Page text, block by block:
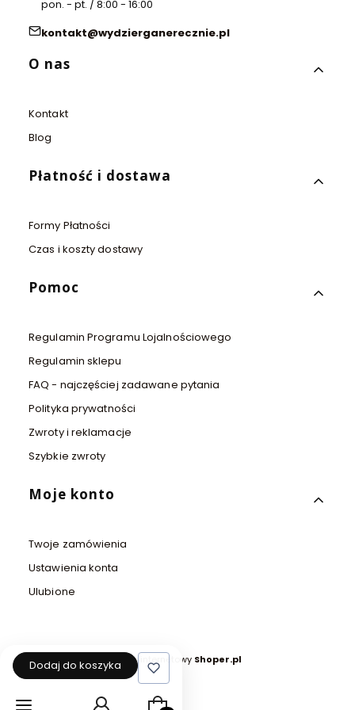
pon. - pt. / 8:00 - 16:00
kontakt@wydzierganerecznie.pl
Linki w stopce
O nas
Kontakt
Blog
Płatność i dostawa
Formy Płatności
Czas i koszty dostawy
Pomoc
Regulamin Programu Lojalnościowego
Regulamin sklepu
FAQ - najczęściej zadawane pytania
Polityka prywatności
Zwroty i reklamacje
Szybkie zwroty
Moje konto
Twoje zamówienia
Ustawienia konta
Ulubione
Sklep internetowy Shoper.pl
Dodaj do koszyka
Produkty w koszyku: 0. Zobacz